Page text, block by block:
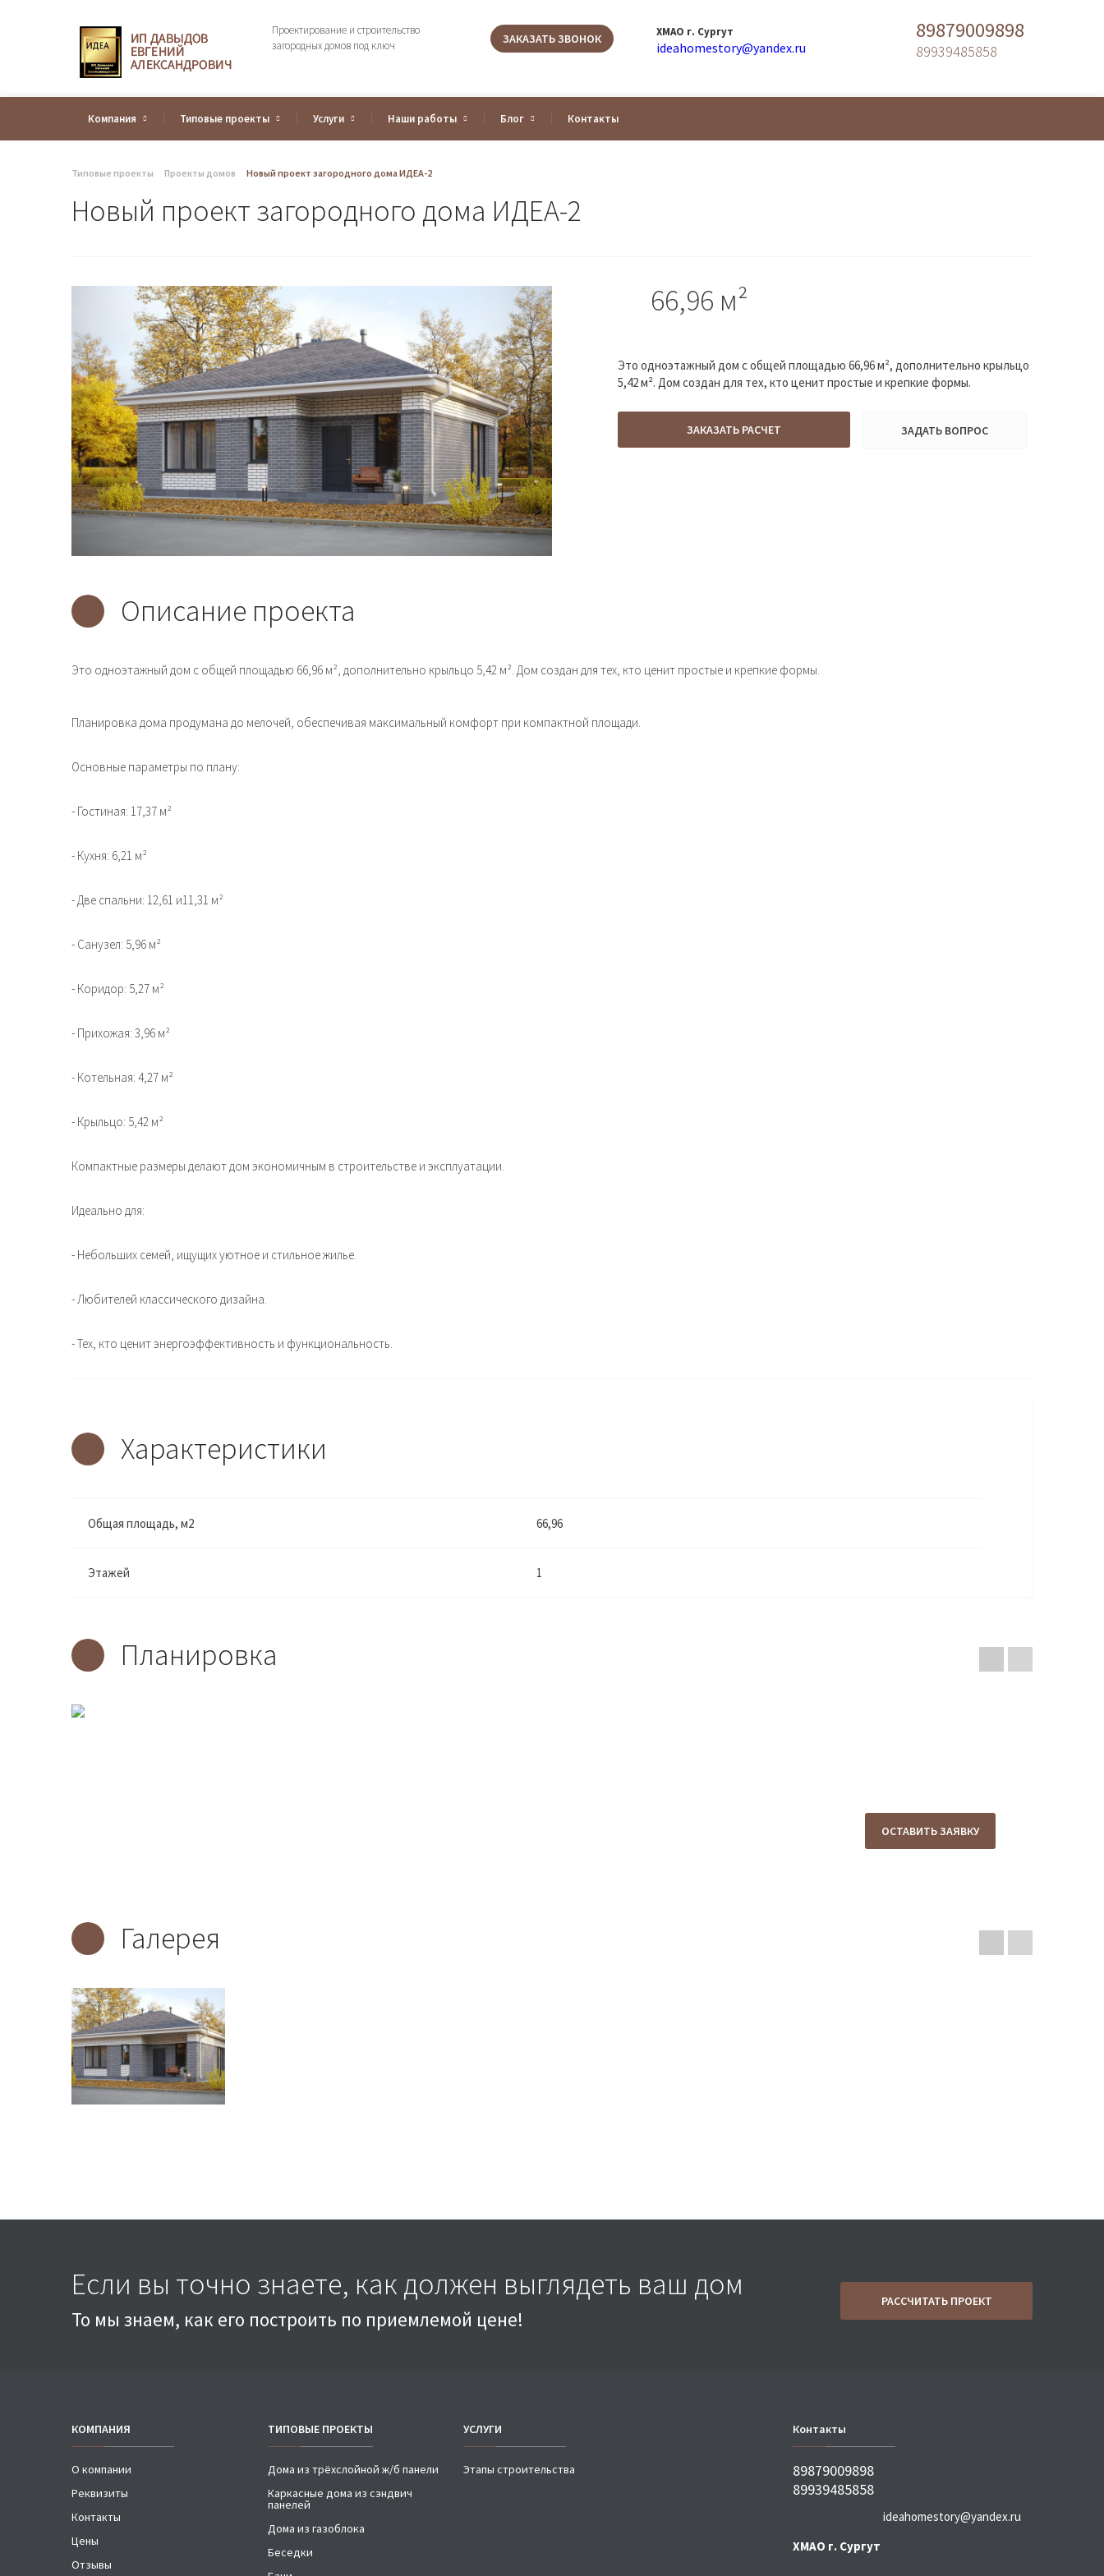
Проектирование и строительство
загородных домов под ключ
ЗАКАЗАТЬ ЗВОНОК ХМАО г. Сургут
ideahomestory@yandex.ru
89879009898
89939485858
Компания Типовые проекты Услуги Наши работы Блог Контакты
Типовые проекты Проекты домов Новый проект загородного дома ИДЕА-2
Новый проект загородного дома ИДЕА-2
66,96 м²
Это одноэтажный дом с общей площадью 66,96 м², дополнительно крыльцо
5,42 м². Дом создан для тех, кто ценит простые и крепкие формы.
ЗАКАЗАТЬ РАСЧЕТ ЗАДАТЬ ВОПРОС
Описание проекта
Это одноэтажный дом с общей площадью 66,96 м², дополнительно крыльцо 5,42 м². Дом создан для тех, кто ценит простые и крепкие формы.
Планировка дома продумана до мелочей, обеспечивая максимальный комфорт при компактной площади.
Основные параметры по плану:
- Гостиная: 17,37 м²
- Кухня: 6,21 м²
- Две спальни: 12,61 и11,31 м²
- Санузел: 5,96 м²
- Коридор: 5,27 м²
- Прихожая: 3,96 м²
- Котельная: 4,27 м²
- Крыльцо: 5,42 м²
Компактные размеры делают дом экономичным в строительстве и эксплуатации.
Идеально для:
- Небольших семей, ищущих уютное и стильное жилье.
- Любителей классического дизайна.
- Тех, кто ценит энергоэффективность и функциональность.
Характеристики
Общая площадь, м2 66,96
Этажей 1
Планировка
ОСТАВИТЬ ЗАЯВКУ
Галерея
Если вы точно знаете, как должен выглядеть ваш дом
То мы знаем, как его построить по приемлемой цене!
РАССЧИТАТЬ ПРОЕКТ
КОМПАНИЯ
О компании
Реквизиты
Контакты
Цены
Отзывы
ТИПОВЫЕ ПРОЕКТЫ
Дома из трёхслойной ж/б панели
Каркасные дома из сэндвич
панелей
Дома из газоблока
Беседки
УСЛУГИ
Этапы строительства
Контакты
89879009898
89939485858
ХМАО г. Сургут
ideahomestory@yandex.ru